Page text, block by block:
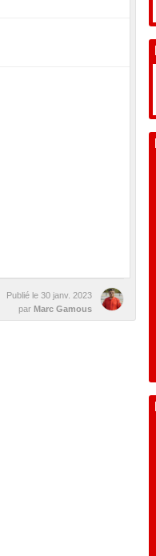
Publié le30 janv. 2023
par Marc Gamous